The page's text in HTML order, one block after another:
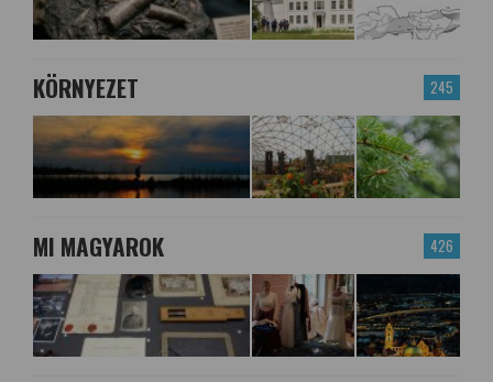
245
KÖRNYEZET
426
MI MAGYAROK